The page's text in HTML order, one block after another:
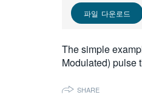
파일 다운로드
The simple
Modulated) pulse
SHARE